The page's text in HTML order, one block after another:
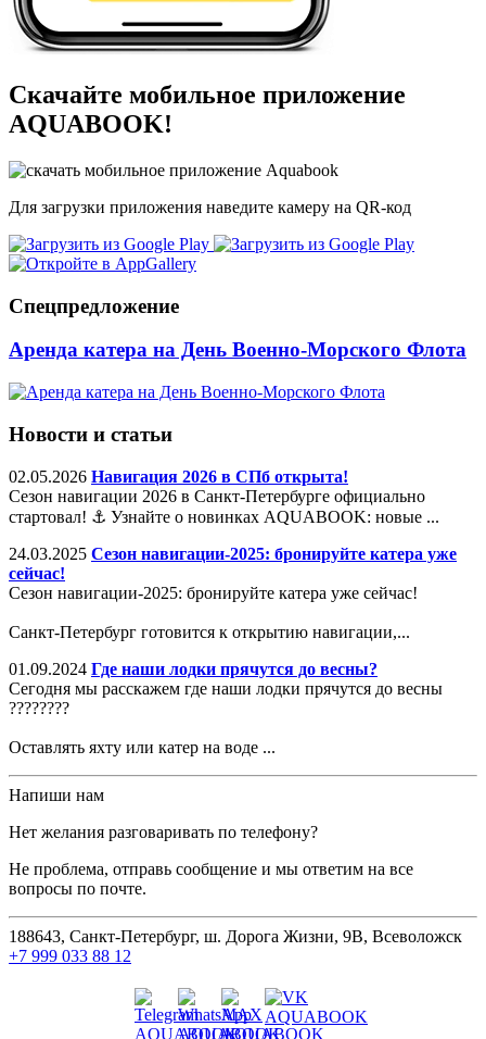
Скачайте мобильное приложение
AQUABOOK!
Для загрузки приложения наведите камеру на QR-код
Спецпредложение
Аренда катера на День Военно-Морского Флота
Новости и статьи
02.05.2026 Навигация 2026 в СПб открыта!
Сезон навигации 2026 в Санкт-Петербурге официально
стартовал! ⚓️ Узнайте о новинках AQUABOOK: новые ...
24.03.2025 Сезон навигации-2025: бронируйте катера уже
сейчас!
Сезон навигации-2025: бронируйте катера уже сейчас!
Санкт-Петербург готовится к открытию навигации,...
01.09.2024 Где наши лодки прячутся до весны?
Сегодня мы расскажем где наши лодки прячутся до весны
????????
Оставлять яхту или катер на воде ...
Напиши нам
Нет желания разговаривать по телефону?
Не проблема, отправь сообщение и мы ответим на все
вопросы по почте.
188643, Санкт-Петербург, ш. Дорога Жизни, 9В, Всеволожск
+7 999 033 88 12